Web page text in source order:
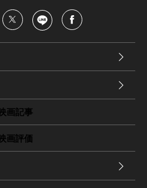
映画記事
映画評価